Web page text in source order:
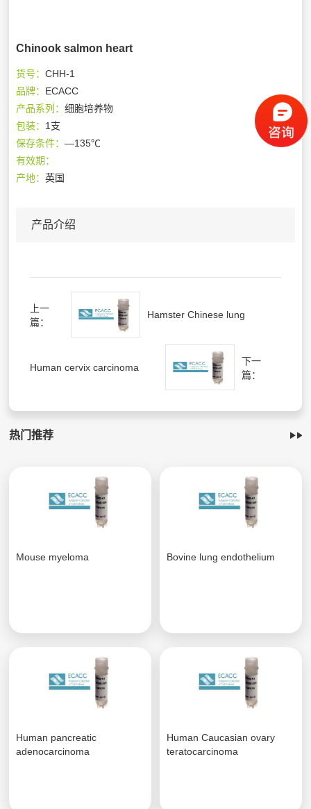
Chinook salmon heart
货号：CHH-1
品牌： ECACC
产品系列：细胞培养物
包装： 1支
保存条件：—135℃
有效期：
产地：英国
产品介绍
上一
篇：
Hamster Chinese lung
Human cervix carcinoma
下一
篇：
热门推荐
Mouse myeloma Bovine lung endothelium
Human pancreatic
adenocarcinoma
Human Caucasian ovary
teratocarcinoma